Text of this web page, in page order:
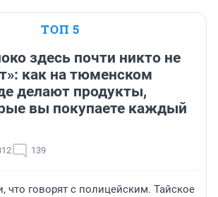
ТОП 5
здесь почти никто не
как на тюменском
делают продукты,
вы покупаете каждый
139
что говорят с полицейским. Тайское